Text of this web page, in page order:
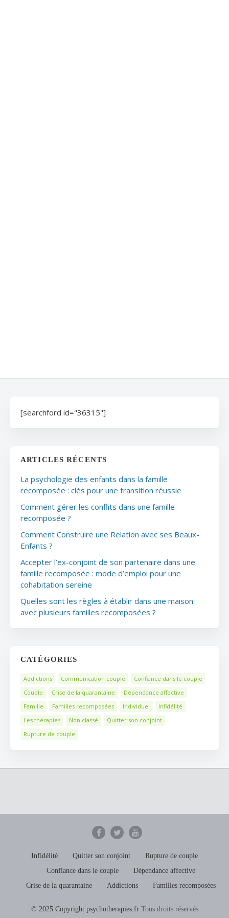
[searchford id="36315"]
ARTICLES RÉCENTS
La psychologie des enfants dans la famille
recomposée : clés pour une transition réussie
Comment gérer les conflits dans une famille
recomposée ?
Comment Construire une Relation avec ses Beaux-
Enfants ?
Accepter l’ex-conjoint de son partenaire dans une
famille recomposée : mode d’emploi pour une
cohabitation sereine
Quelles sont les règles à établir dans une maison
avec plusieurs familles recomposées ?
CATÉGORIES
Addictions Communication couple
Confiance dans le couple
Couple
Crise de la quarantaine
Dépendance affective
Famille
Familles recomposées Individuel
Infidélité
Les thérapies
Non classé
Quitter son conjoint
Rupture de couple
Infidélité Quitter son conjoint
Rupture de couple
Confiance dans le couple
Dépendance affective
Crise de la quarantaine
Addictions Familles recomposées
© 2025 Copyright psychotherapies.frTous droits réservés